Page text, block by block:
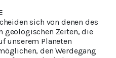
sich von denen des
geologischen Zeiten, die
unserem Planeten
den Werdegang